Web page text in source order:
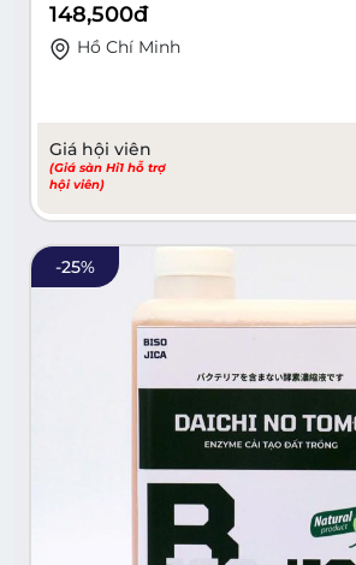
148,500đ
Hồ Chí Minh
Giá hội viên
(Giá sàn Hi1 hỗ trợ
hội viên)
-25%